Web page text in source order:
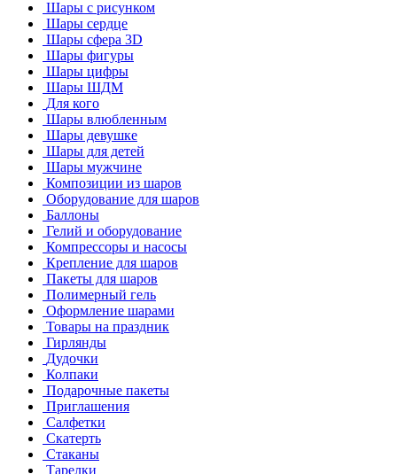
Шары с рисунком
Шары сердце
Шары сфера 3D
Шары фигуры
Шары цифры
Шары ШДМ
Для кого
Шары влюбленным
Шары девушке
Шары для детей
Шары мужчине
Композиции из шаров
Оборудование для шаров
Баллоны
Гелий и оборудование
Компрессоры и насосы
Крепление для шаров
Пакеты для шаров
Полимерный гель
Оформление шарами
Товары на праздник
Гирлянды
Дудочки
Колпаки
Подарочные пакеты
Приглашения
Салфетки
Скатерть
Стаканы
Тарелки